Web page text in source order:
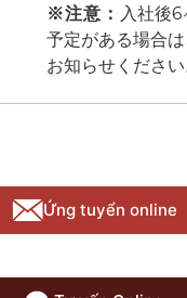
※注意： 入社後
予定がある場合
お知らせください
Ứng tuyển online